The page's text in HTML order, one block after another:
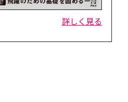
詳しく見る